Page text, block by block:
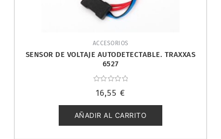
ACCESORIOS
SENSOR DE VOLTAJE AUTODETECTABLE. TRAXXAS
6527
con
de
5
16,55 €
AÑADIR AL CARRITO